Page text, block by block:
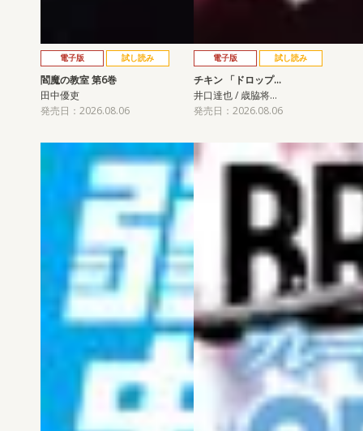
電子版 試し読み
閻魔の教室 第6巻
田中優吏
発売日：2026.08.06
電子版 試し読み
チキン 「ドロップ…
井口達也 / 歳脇将…
発売日：2026.08.06